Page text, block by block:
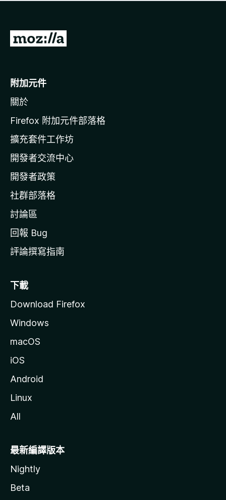
有
前
o
i
l
a
官
網
附加元件
關於
Firefox 附加元件部落格
擴充套件工作坊
開發者交流中心
開發者政策
社群部落格
討論區
回報 Bug
評論撰寫指南
下載
Download Firefox
Windows
macOS
iOS
Android
Linux
All
最新編譯版本
Nightly
Beta